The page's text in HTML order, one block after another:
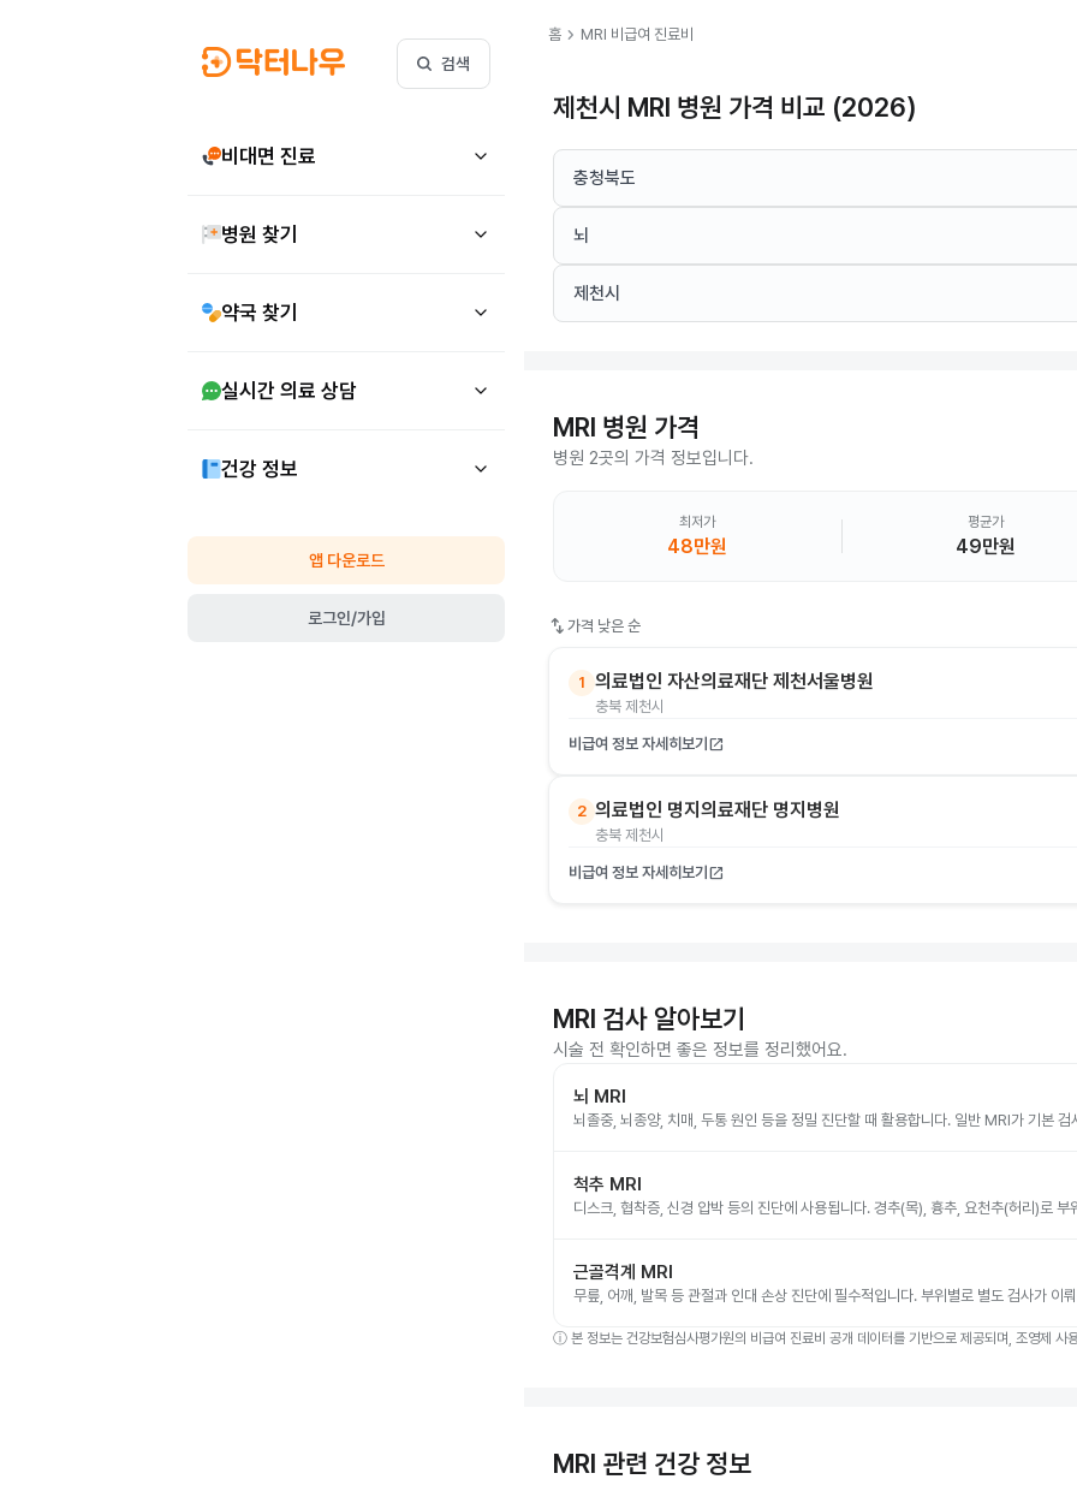
검색
비대면 진료
병원 찾기
약국 찾기
실시간 의료 상담
건강 정보
앱 다운로드
로그인/가입
홈 chevron_right MRI 비급여 진료비
제천시 MRI 병원 가격 비교 (2026)
충청북도
뇌
제천시
MRI 병원 가격
병원 2곳의 가격 정보입니다.
최저가
48만원
평균가
49만원
swap_vert 가격 낮은 순
1 의료법인 자산의료재단 제천서울병원
충북 제천시
비급여 정보 자세히보기 open_in_new
2 의료법인 명지의료재단 명지병원
충북 제천시
비급여 정보 자세히보기 open_in_new
MRI 검사 알아보기
시술 전 확인하면 좋은 정보를 정리했어요.
뇌 MRI
뇌졸중, 뇌종양, 치매, 두통 원인 등을 정밀 진단할 때 활용합니다. 일반 MRI가 기본 검
척추 MRI
디스크, 협착증, 신경 압박 등의 진단에 사용됩니다. 경추(목), 흉추, 요천추(허리)로 부
근골격계 MRI
무릎, 어깨, 발목 등 관절과 인대 손상 진단에 필수적입니다. 부위별로 별도 검사가 이
ⓘ 본 정보는 건강보험심사평가원의 비급여 진료비 공개 데이터를 기반으로 제공되며, 조영제
MRI 관련 건강 정보